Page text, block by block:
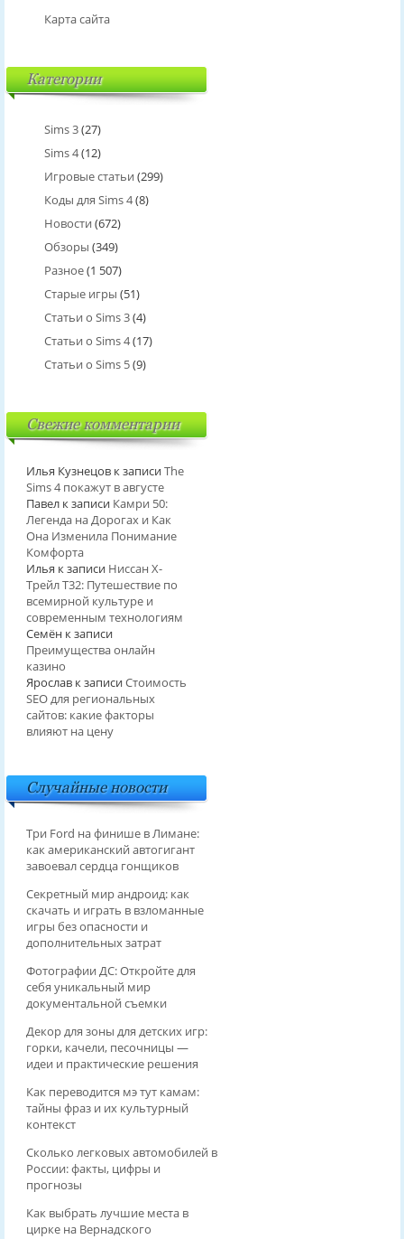
Карта сайта
Категории
Sims 3(27)
Sims 4(12)
Игровые статьи (299)
Коды для Sims 4(8)
Новости (672)
Обзоры (349)
Разное(1 507)
Старые игры (51)
Статьи о Sims 3(4)
Статьи о Sims 4(17)
Статьи о Sims 5(9)
Свежие комментарии
Илья Кузнецовк записиThe
Sims 4 покажут в августе
Павелк записи Камри 50:
Легенда на Дорогах и Как
Она Изменила Понимание
Комфорта
Илья к записи Ниссан Х-
Трейл T32: Путешествие по
всемирной культуре и
современным технологиям
Семёнк записи
Преимущества онлайн
казино
Ярославк записиСтоимость
SEO для региональных
сайтов: какие факторы
влияют на цену
Случайные новости
Три Ford на финише в Лимане:
как американский автогигант
завоевал сердца гонщиков
Секретный мир андроид: как
скачать и играть в взломанные
игры без опасности и
дополнительных затрат
Фотографии ДС: Откройте для
себя уникальный мир
документальной съемки
Декор для зоны для детских игр:
горки, качели, песочницы —
идеи и практические решения
Как переводится мэ тут камам:
тайны фраз и их культурный
контекст
Сколько легковых автомобилей в
России: факты, цифры и
прогнозы
Как выбрать лучшие места в
цирке на Вернадского